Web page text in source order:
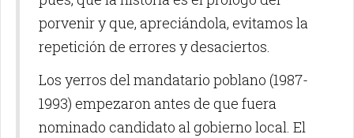
porvenir y que, apreciándola, evitamos la
repetición de errores y desaciertos.
Los yerros del mandatario poblano (1987-
1993) empezaron antes de que fuera
nominado candidato al gobierno local. El